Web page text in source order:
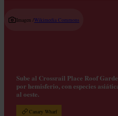
Imagen /Wikimedia Commons
Sube al Crossrail Place Roof
por hemisferio, con especies
al oeste.
Canary Wharf